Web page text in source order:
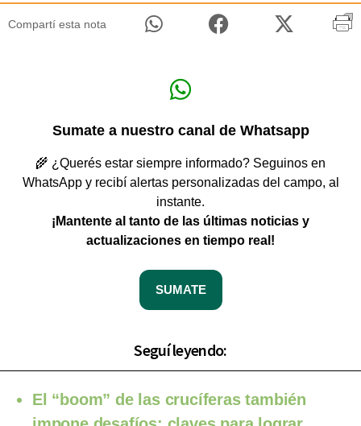
Compartí esta nota
Sumate a nuestro canal de Whatsapp
🌾 ¿Querés estar siempre informado? Seguinos en
WhatsApp y recibí alertas personalizadas del campo, al
instante.
¡Mantente al tanto de las últimas noticias y
actualizaciones en tiempo real!
SUMATE
Seguí leyendo:
El “boom” de las crucíferas también